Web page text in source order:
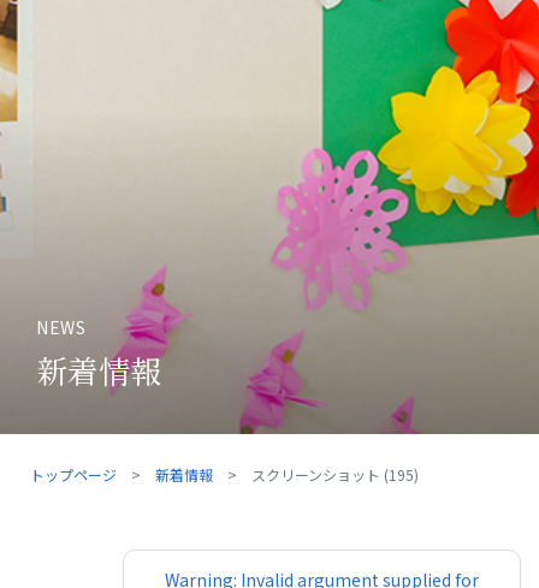
NEWS
新着情報
トップページ 新着情報 スクリーンショット (195)
Warning: Invalid argument supplied for